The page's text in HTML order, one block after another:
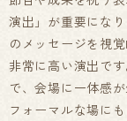
演出」が重要にな
のメッセージを視
非常に高い演出で
で、会場に一体感
フォーマルな場に